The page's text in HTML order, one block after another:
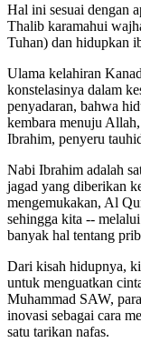
Hal ini sesuai dengan
Thalib karamahui
Tuhan) dan hidupkan
Ulama kelahiran
konstelasinya dalam
penyadaran, bahwa
kembara menuju
Ibrahim, penyeru
Nabi Ibrahim adalah
jagad yang diberikan
mengemukakan, Al
sehingga kita --
banyak hal tentang
Dari kisah hidupnya,
untuk menguatkan
Muhammad SAW,
inovasi sebagai cara
satu tarikan nafas.